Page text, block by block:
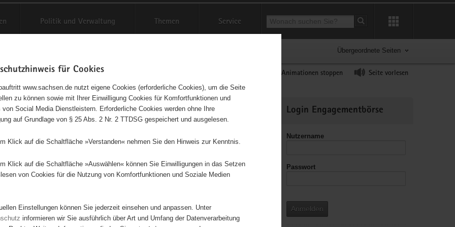
Politik und Verwaltung Themen Service Suchbegriff
Suche starten
Übergeordnete Seiten
Animationen stoppen Seite vorlesen
auf Karte anzeigen
Initiativen Projekte Nach Alphabet Nach Postleitzahl
4785 Suchergebnisse in »Sport«
Informationen
Login Engagementbörse
Nutzername
Passwort
Anmelden
für Cookies
www.sachsen.de nutzt eigene Cookies (erforderliche Cookies), um die Seite
zu können sowie mit Ihrer Einwilligung Cookies für Komfortfunktionen und
von Social Media Dienstleistern. Erforderliche Cookies werden ohne Ihre
auf Grundlage von § 25 Abs. 2 Nr. 2 TTDSG gespeichert und ausgelesen.
Klick auf die Schaltfläche »Verstanden« nehmen Sie den Hinweis zur Kenntnis.
Klick auf die Schaltfläche »Auswählen« können Sie Einwilligungen in das Setzen
von Cookies für die Nutzung von Komfortfunktionen und Soziale Medien
Einstellungen können Sie jederzeit einsehen und anpassen. Unter
informieren wir Sie ausführlich über Art und Umfang der Datenverarbeitung